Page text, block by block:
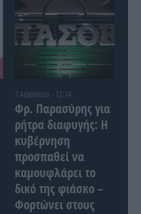
7 Αυγούστου - 12:14
Φρ. Παρασύρης για
ρήτρα διαφυγής: Η
κυβέρνηση
προσπαθεί να
καμουφλάρει το
δικό της φιάσκο –
Φορτώνει στους